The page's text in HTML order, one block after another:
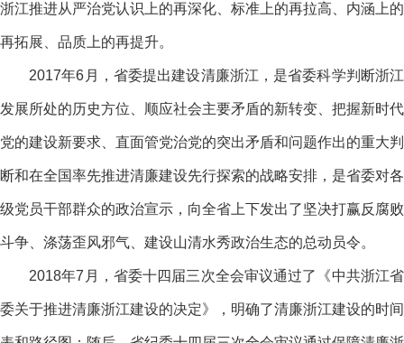
浙江推进从严治党认识上的再深化、标准上的再拉高、内涵上的
再拓展、品质上的再提升。
2017年6月，省委提出建设清廉浙江，是省委科学判断浙江
发展所处的历史方位、顺应社会主要矛盾的新转变、把握新时代
党的建设新要求、直面管党治党的突出矛盾和问题作出的重大判
断和在全国率先推进清廉建设先行探索的战略安排，是省委对各
级党员干部群众的政治宣示，向全省上下发出了坚决打赢反腐败
斗争、涤荡歪风邪气、建设山清水秀政治生态的总动员令。
2018年7月，省委十四届三次全会审议通过了《中共浙江省
委关于推进清廉浙江建设的决定》，明确了清廉浙江建设的时间